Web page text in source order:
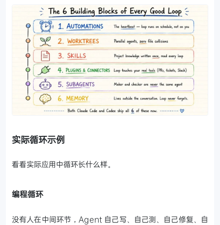
实际循环示例
看看实际应用中循环长什么样。
编程循环
没有人在中间环节，Agent 自己写、自己测、自己修复、自